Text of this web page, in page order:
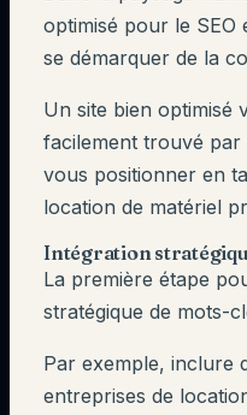
optimisé pour le SEO
se démarquer de la
Un site bien optimisé
facilement trouvé par
vous positionner en
location de matériel
Intégration
La première étape
stratégique de mots-
Par exemple, inclure
entreprises de